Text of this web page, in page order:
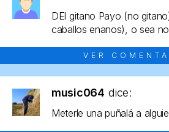
DEl gitano Payo (no
caballos enanos), o sea
VER
music064 dice:
Meterle una puñalá a